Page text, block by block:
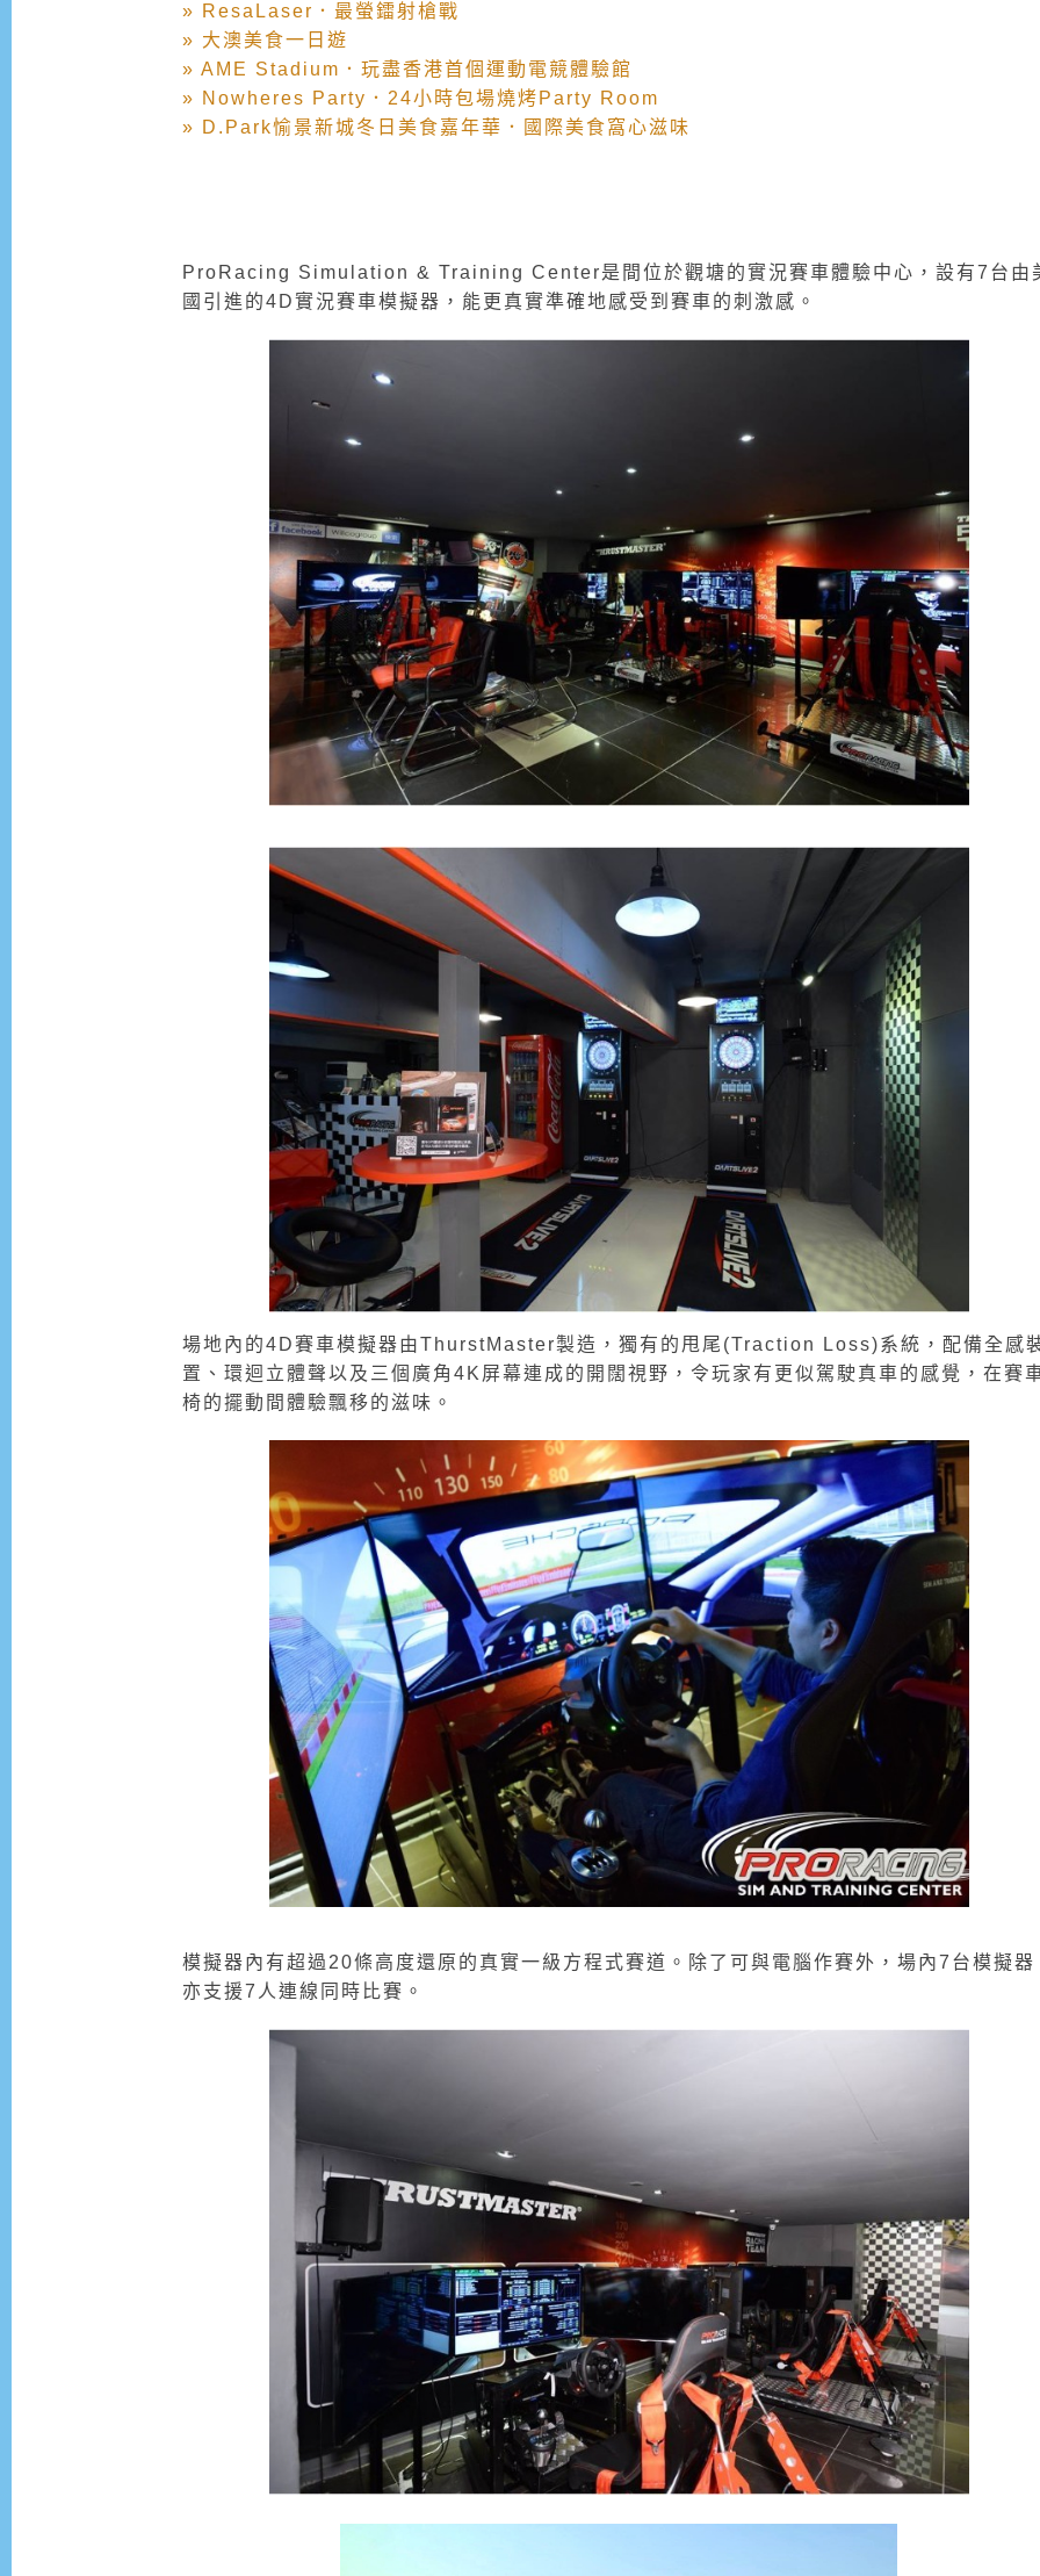
» ResaLaser．最螢鐳射槍戰
» 大澳美食一日遊
» AME Stadium．玩盡香港首個運動電競體驗館
» Nowheres Party．24小時包場燒烤Party Room
» D.Park愉景新城冬日美食嘉年華．國際美食窩心滋味
ProRacing Simulation & Training Center是間位於觀塘的實況賽車體驗中心，設有7台由
國引進的4D實況賽車模擬器，能更真實準確地感受到賽車的刺激感。
場地內的4D賽車模擬器由ThurstMaster製造，獨有的甩尾(Traction Loss)系統，配備全感
置、環迴立體聲以及三個廣角4K屏幕連成的開闊視野，令玩家有更似駕駛真車的感覺，在賽
椅的擺動間體驗飄移的滋味。
模擬器內有超過20條高度還原的真實一級方程式賽道。除了可與電腦作賽外，場內7台模擬器
亦支援7人連線同時比賽。